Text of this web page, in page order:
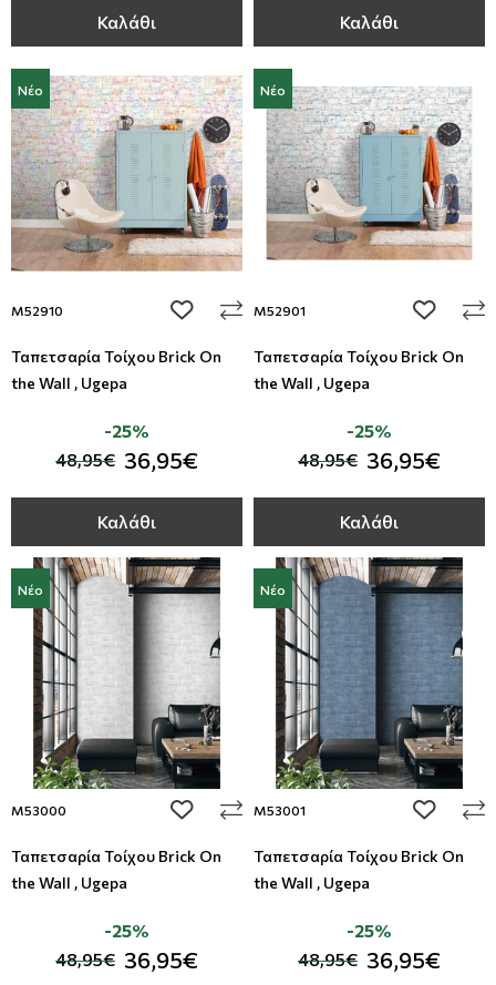
Καλάθι Καλάθι
Νέο
M52910 add to wishlist
Ταπετσαρία Τοίχου Brick On
the Wall , Ugepa
48,95€ 36,95€
-25%
Καλάθι
Νέο
M52901 add to
Ταπετσαρία Τοίχου Brick On
the Wall , Ugepa
48,95€ 36,95€
-25%
Καλάθι
Νέο
M53000 add to wishlist
Ταπετσαρία Τοίχου Brick On
the Wall , Ugepa
48,95€ 36,95€
-25%
Νέο
M53001 add to
Ταπετσαρία Τοίχου Brick On
the Wall , Ugepa
48,95€ 36,95€
-25%